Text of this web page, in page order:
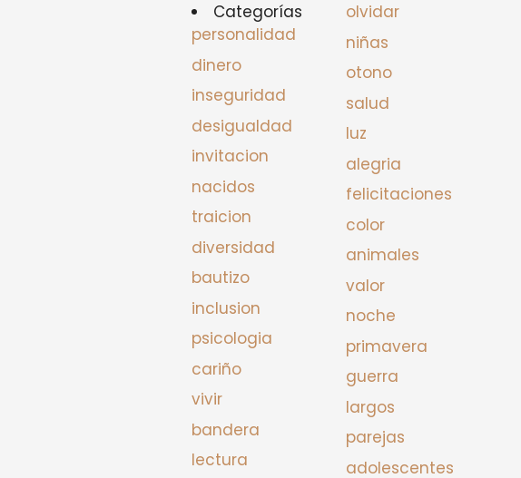
Categorías
personalidad
dinero
inseguridad
desigualdad
invitacion
nacidos
traicion
diversidad
bautizo
inclusion
psicologia
cariño
vivir
bandera
lectura
olvidar
niñas
otono
salud
luz
alegria
felicitaciones
color
animales
valor
noche
primavera
guerra
largos
parejas
adolescentes